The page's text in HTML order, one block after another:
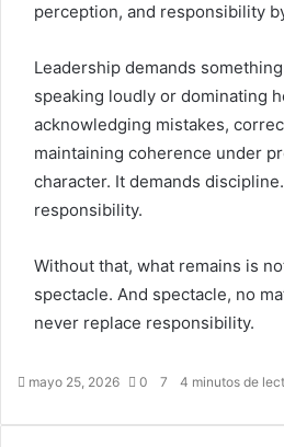
perception, and responsibility
Leadership demands
speaking loudly or dominating
acknowledging mistakes,
maintaining coherence under
character. It demands
responsibility.
Without that, what remains is
spectacle. And spectacle, no
never replace responsibility.
mayo 25, 2026 0 7 4 minutos de